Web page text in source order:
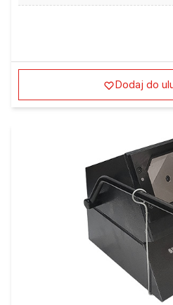
Dodaj do